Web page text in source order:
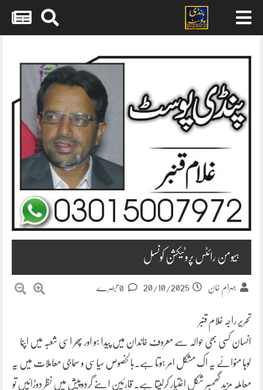
content
ہیومن رائٹس پروٹیکشن کونسل
بہرام خان 20/10/2025
تحریر راجہ غلام قنبر
انسان کسی بھی حوالہ سے معروف خاندان میں پیدا ہو اور پھر اسی شعبہ میں اپنا
لوہا منوائے یہ اک مشکل امر ہوتا ہے۔بالخصوص سیاسی و سماجی معاملات میں یہ
معاملہ مزید گھمبیر شکل اختیار کرلیتا ہے۔ قارئین اپنے گردوپیش میں نظر دوڑائیں تو